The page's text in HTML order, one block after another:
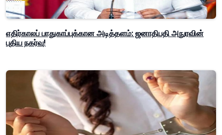
எதிர்காலப் பாதுகாப்புக்கான அடித்தளம்: ஜனாதிபதி அநுரவின்
புதிய நகர்வு!